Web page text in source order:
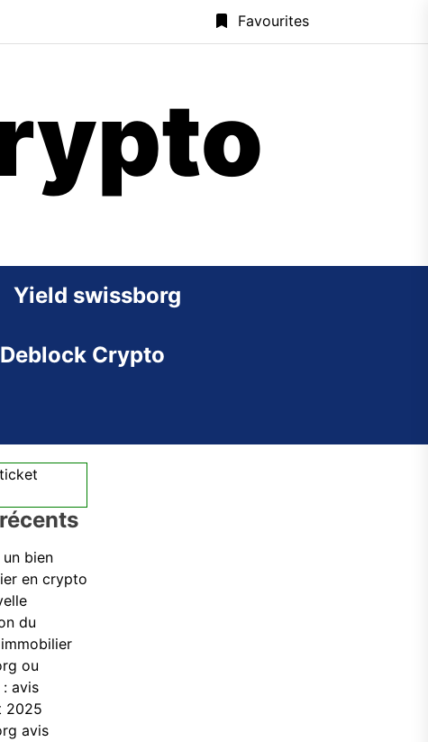
Favourites
Yield swissborg
Deblock Crypto
bien
en crypto
du
ou
: avis
2025
avis